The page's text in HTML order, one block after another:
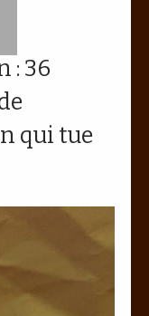
: 36
qui tue